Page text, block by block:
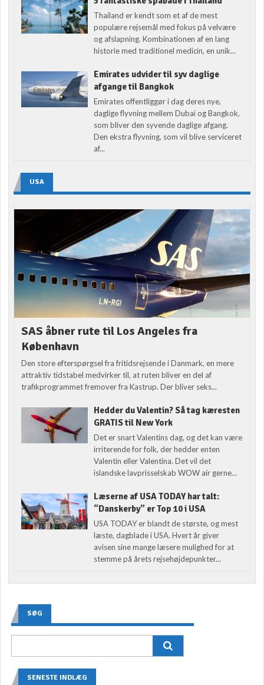
Thailand er kendt som et af de mest
populære rejsemål med fokus på velvære
og afslapning. Kombinationen af en lang
historie med traditionel medicin, en unik...
Emirates udvider til syv daglige
afgange til Bangkok
Emirates offentliggør i dag deres nye,
daglige flyvning mellem Dubai og Bangkok,
som bliver den syvende daglige afgang.
Den ekstra flyvning, som vil blive serviceret
af...
USA
SAS åbner rute til Los Angeles fra
København
Den store efterspørgsel fra fritidsrejsende i Danmark, en mere
attraktiv tidstabel medvirker til, at ruten bliver en del af
trafikprogrammet fremover fra Kastrup. Der bliver seks...
Hedder du Valentin? Så tag kæresten
GRATIS til New York
Det er snart Valentins dag, og det kan være
irriterende for folk, der hedder enten
Valentin eller Valentina. Det vil det
islandske lavprisselskab WOW air gerne...
Læserne af USA TODAY har talt:
“Danskerby” er Top 10 i USA
USA TODAY er blandt de største, og mest
læste, dagblade i USA. Hvert år giver
avisen sine mange læsere mulighed for at
stemme på årets rejsehøjdepunkter...
SØG
SENESTE INDLÆG